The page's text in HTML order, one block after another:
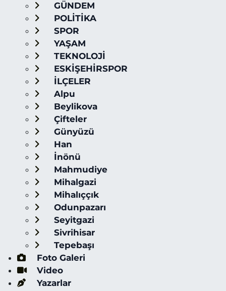
GÜNDEM
POLİTİKA
SPOR
YAŞAM
TEKNOLOJİ
ESKİŞEHİRSPOR
İLÇELER
Alpu
Beylikova
Çifteler
Günyüzü
Han
İnönü
Mahmudiye
Mihalgazi
Mihalıççık
Odunpazarı
Seyitgazi
Sivrihisar
Tepebaşı
Foto Galeri
Video
Yazarlar